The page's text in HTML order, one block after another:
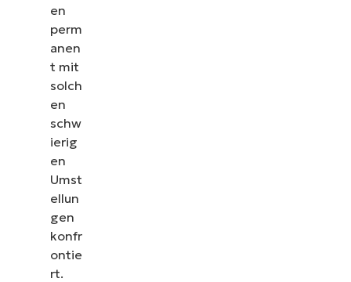
en
perm
anen
t mit
solch
en
schw
ierig
en
Umst
ellun
gen
konfr
ontie
rt.